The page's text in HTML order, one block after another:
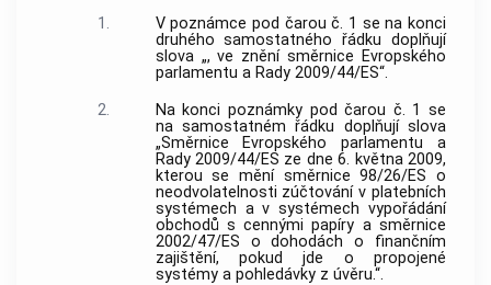
1.
V poznámce pod čarou č. 1 se na konci
druhého samostatného řádku doplňují
slova „, ve znění směrnice Evropského
parlamentu a Rady 2009/44/ES“.
2.
Na konci poznámky pod čarou č. 1 se
na samostatném řádku doplňují slova
„Směrnice Evropského parlamentu a
Rady 2009/44/ES ze dne 6. května 2009,
kterou se mění směrnice 98/26/ES o
neodvolatelnosti zúčtování v platebních
systémech a v systémech vypořádání
obchodů s cennými papíry a směrnice
2002/47/ES o dohodách o finančním
zajištění, pokud jde o propojené
systémy a pohledávky z úvěru.“.